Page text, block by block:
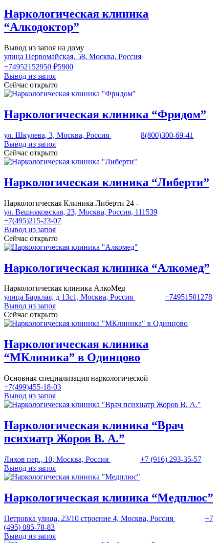
Наркологическая клиника
“Алкодоктор”
Вывод из запоя на дому
улица Первомайская, 58, Москва, Россия
+74952152950 ₽5900
Вывод из запоя
Сейчас открыто
Наркологическая клиника “Фридом”
ул. Шкулева, 3, Москва, Россия
8(800)300-69-41
Вывод из запоя
Сейчас открыто
Наркологическая клиника “Либерти”
Наркологическая Клиника Либерти 24 -
ул. Вешняковская, 23, Москва, Россия, 111539
+7(495)215-23-07
Вывод из запоя
Сейчас открыто
Наркологическая клиника “Алкомед”
Наркологическая клиника АлкоМед
улица Барклая, д 13с1, Москва, Россия
+74951501278
Вывод из запоя
Сейчас открыто
Наркологическая клиника
“МКлиника” в Одинцово
Основная специализация наркологической
+7(499)455-18-03
Вывод из запоя
Наркологическая клиника “Врач
психиатр Жоров В. А.”
Лихов пер., 10, Москва, Россия
+7 (916) 293-35-57
Вывод из запоя
Наркологическая клиника “Медплюс”
Петровка улица, 23/10 строение 4, Москва, Россия
+7
(495) 085-78-83
Вывод из запоя